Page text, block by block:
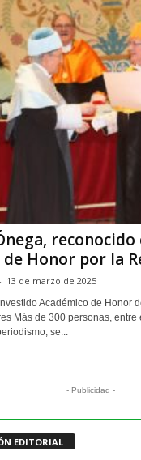
reconocido
Honor por la
13 de marzo de 2025
Académico de Honor
Más de 300 personas,
se...
- Publicidad -
EDITORIAL